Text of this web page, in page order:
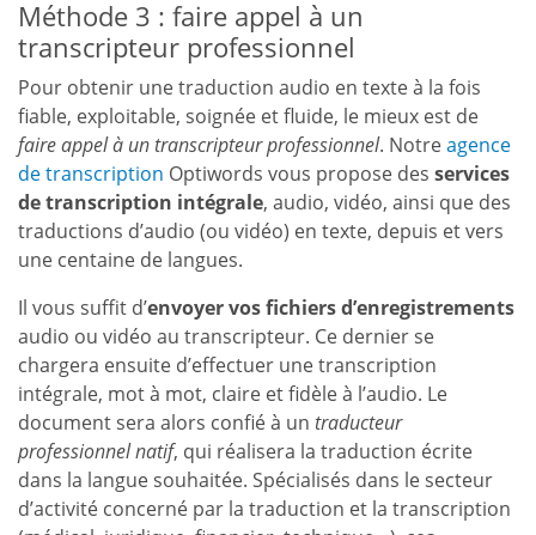
Méthode 3 : faire appel à un
transcripteur professionnel
Pour obtenir une traduction audio en texte à la fois
fiable, exploitable, soignée et fluide, le mieux est de
faire appel à un transcripteur professionnel. Notreagence
de transcription Optiwords vous propose des services
de transcription intégrale, audio, vidéo, ainsi que des
traductions d’audio (ou vidéo) en texte, depuis et vers
une centaine de langues.
Il vous suffit d’envoyer vos fichiers d’enregistrements
audio ou vidéo au transcripteur. Ce dernier se
chargera ensuite d’effectuer une transcription
intégrale, mot à mot, claire et fidèle à l’audio. Le
document sera alors confié à un traducteur
professionnel natif, qui réalisera la traduction écrite
dans la langue souhaitée. Spécialisés dans le secteur
d’activité concerné par la traduction et la transcription